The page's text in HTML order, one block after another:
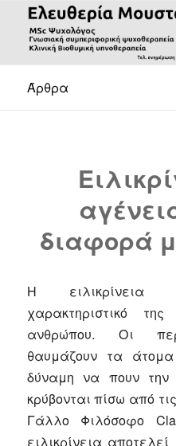
Άρθρα
διαφορά
Η ειλικρίνεια
χαρακτηριστικό
ανθρώπου. Οι
θαυμάζουν τα
δύναμη να πουν
κρύβονται πίσω από
Γάλλο Φιλόσοφο
ειλικρίνεια